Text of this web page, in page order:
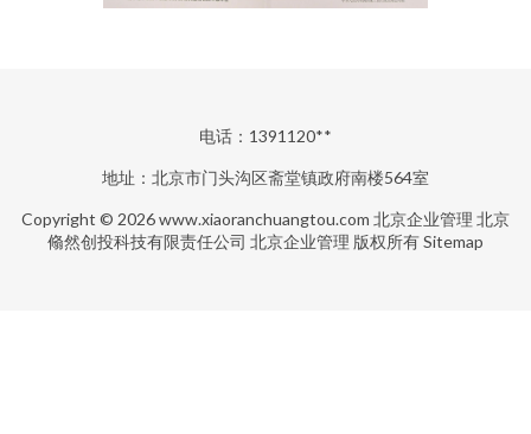
电话：1391120**
地址：北京市门头沟区斋堂镇政府南楼564室
Copyright © 2026www.xiaoranchuangtou.com 北京企业管理 北京
翛然创投科技有限责任公司 北京企业管理 版权所有Sitemap